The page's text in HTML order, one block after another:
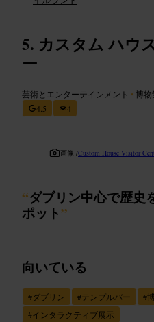
カスタム ハウ
ー
芸術とエンターテインメント •博物
4.5
4
画像 /Custom House Visitor
“ダブリン中心で歴史
ポット”
向いている
#ダブリン #テンプルバー #
#インタラクティブ展示